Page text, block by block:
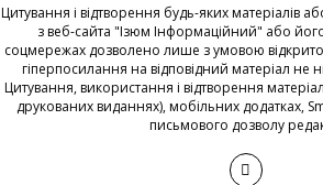
Цитування і відтворення будь-яких матеріалів
з веб-сайта "Ізюм Інформаційний" або його
соцмережах дозволено лише з умовою
гіперпосилання на відповідний матеріал
Цитування, використання і відтворення
друкованих виданнях), мобільних додатках,
письмового дозволу